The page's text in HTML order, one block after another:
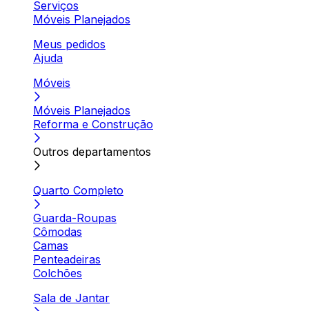
Serviços
Móveis Planejados
Meus pedidos
Ajuda
Móveis
Móveis Planejados
Reforma e Construção
Outros departamentos
Quarto Completo
Guarda-Roupas
Cômodas
Camas
Penteadeiras
Colchões
Sala de Jantar